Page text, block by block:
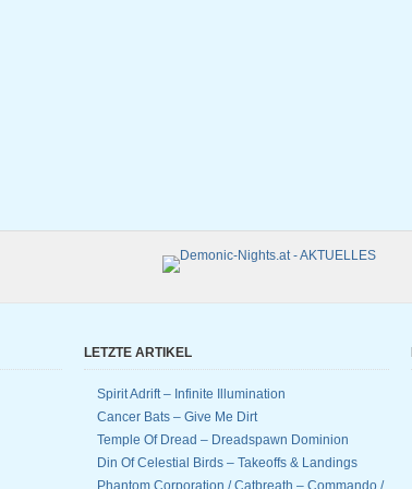
LETZTE ARTIKEL
Spirit Adrift – Infinite Illumination
Cancer Bats – Give Me Dirt
Temple Of Dread – Dreadspawn Dominion
Din Of Celestial Birds – Takeoffs & Landings
Phantom Corporation / Catbreath – Commando /